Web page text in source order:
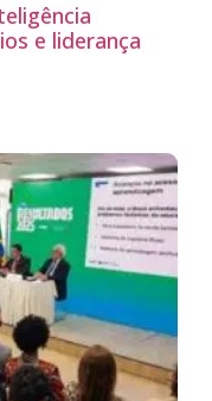
e liderança